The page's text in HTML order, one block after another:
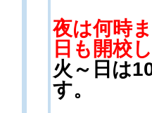
夜は何時
日も開校
火～日は
す。